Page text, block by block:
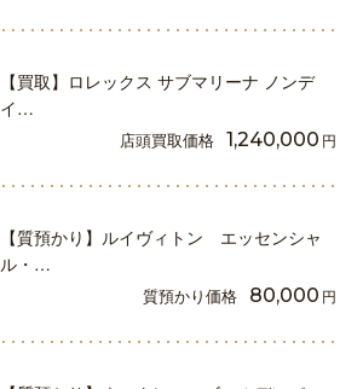
【買取】ロレックス サブマリーナ ノンデ
イ…
店頭買取価格 1,240,000 円
【質預かり】ルイヴィトン エッセンシャ
ル・…
質預かり価格 80,000 円